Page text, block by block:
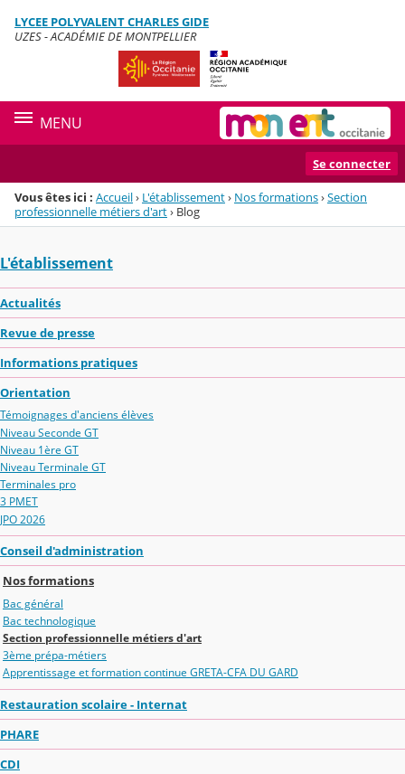
Menu de la rubrique
Contenu
LYCEE POLYVALENT CHARLES GIDE
UZES - ACADÉMIE DE MONTPELLIER
MENU
Se connecter
Vous êtes ici : Accueil› L'établissement› Nos formations›Section
professionnelle métiers d'art› Blog
L'établissement
Actualités
Revue de presse
Informations pratiques
Orientation
Témoignages d'anciens élèves
Niveau Seconde GT
Niveau 1ère GT
Niveau Terminale GT
Terminales pro
3 PMET
JPO 2026
Conseil d'administration
Nos formations
Bac général
Bac technologique
Section professionnelle métiers d'art
3ème prépa-métiers
Apprentissage et formation continue GRETA-CFA DU GARD
Restauration scolaire - Internat
PHARE
CDI